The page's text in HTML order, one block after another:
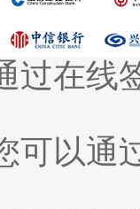
过在线
可以通